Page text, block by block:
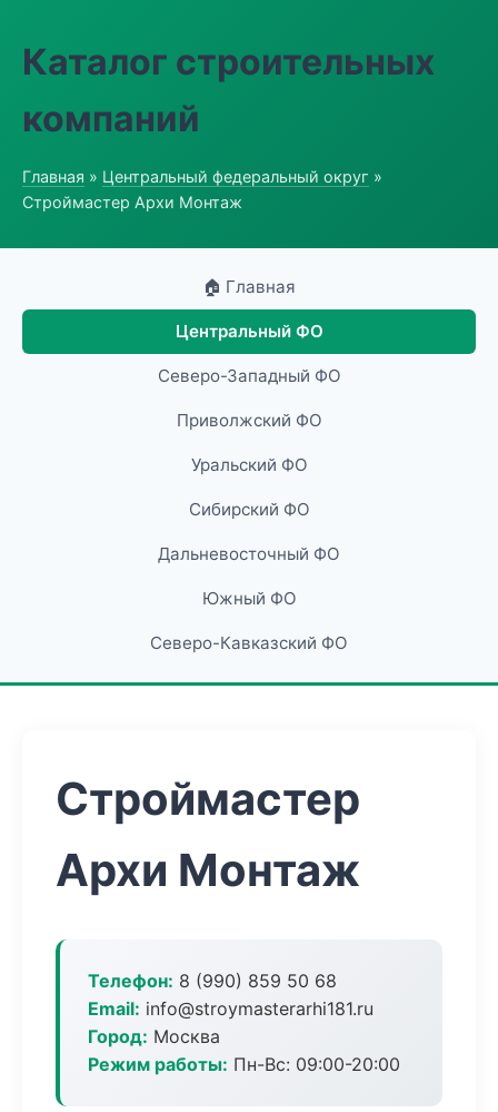
Каталог строительных
компаний
Главная » Центральный федеральный округ »
Строймастер Архи Монтаж
🏠 Главная
Центральный ФО
Северо-Западный ФО
Приволжский ФО
Уральский ФО
Сибирский ФО
Дальневосточный ФО
Южный ФО
Северо-Кавказский ФО
Строймастер
Архи Монтаж
Телефон: 8 (990) 859 50 68
Email: info@stroymasterarhi181.ru
Город: Москва
Режим работы: Пн-Вс: 09:00-20:00